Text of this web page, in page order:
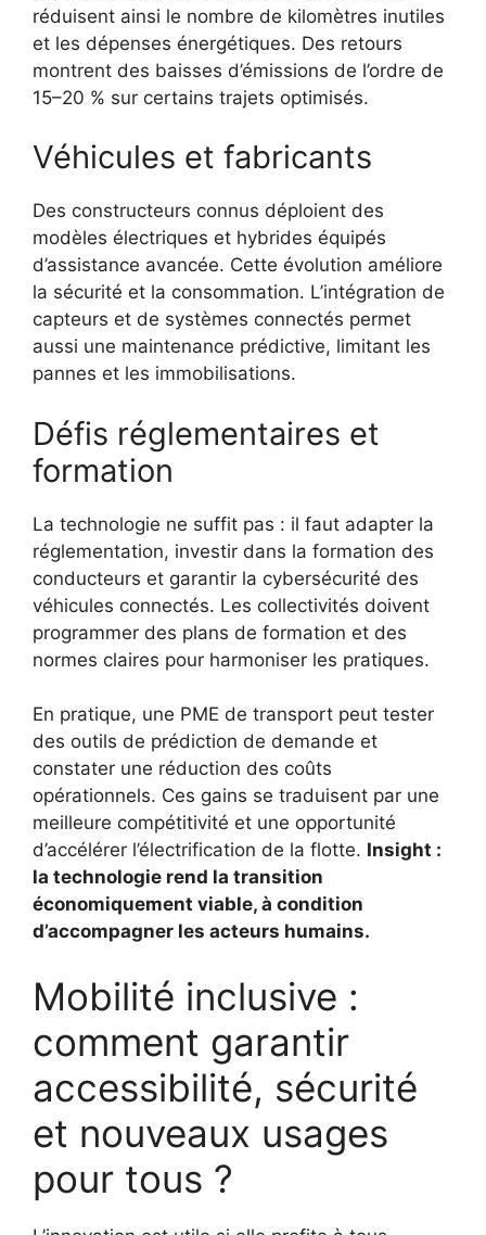
réduisent ainsi le nombre de kilomètres inutiles
et les dépenses énergétiques. Des retours
montrent des baisses d’émissions de l’ordre de
15–20 % sur certains trajets optimisés.
Véhicules et fabricants
Des constructeurs connus déploient des
modèles électriques et hybrides équipés
d’assistance avancée. Cette évolution améliore
la sécurité et la consommation. L’intégration de
capteurs et de systèmes connectés permet
aussi une maintenance prédictive, limitant les
pannes et les immobilisations.
Défis réglementaires et
formation
La technologie ne suffit pas : il faut adapter la
réglementation, investir dans la formation des
conducteurs et garantir la cybersécurité des
véhicules connectés. Les collectivités doivent
programmer des plans de formation et des
normes claires pour harmoniser les pratiques.
En pratique, une PME de transport peut tester
des outils de prédiction de demande et
constater une réduction des coûts
opérationnels. Ces gains se traduisent par une
meilleure compétitivité et une opportunité
d’accélérer l’électrification de la flotte. Insight :
la technologie rend la transition
économiquement viable, à condition
d’accompagner les acteurs humains.
Mobilité inclusive :
comment garantir
accessibilité, sécurité
et nouveaux usages
pour tous ?